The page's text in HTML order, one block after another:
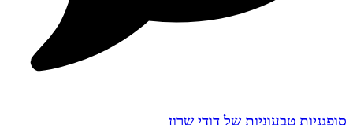
סופגניות טבעוניות של דודי שרון